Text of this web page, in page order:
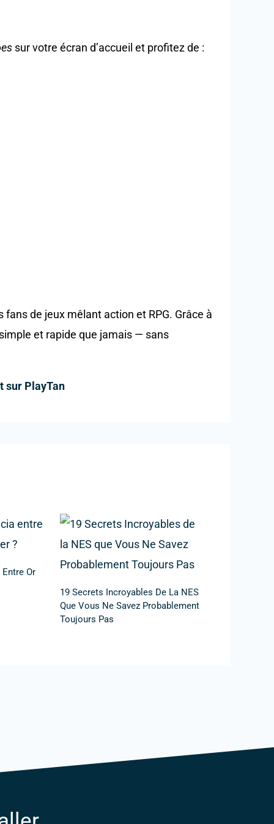
sur votre écran d’accueil et profitez de :
de jeux mêlant action et RPG. Grâce à
et rapide que jamais — sans
sur PlayTan
Or
19 Secrets Incroyables De La NES
Que Vous Ne Savez Probablement
Toujours Pas